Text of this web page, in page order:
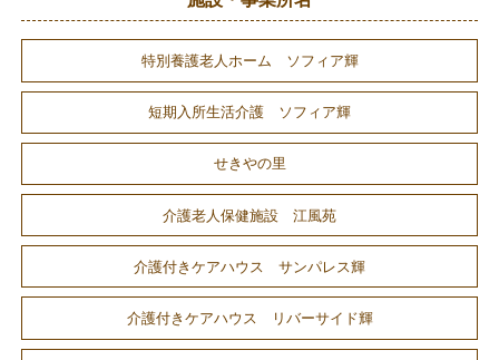
特別養護老人ホーム ソフィア輝
短期入所生活介護 ソフィア輝
せきやの里
介護老人保健施設 江風苑
介護付きケアハウス サンパレス輝
介護付きケアハウス リバーサイド輝